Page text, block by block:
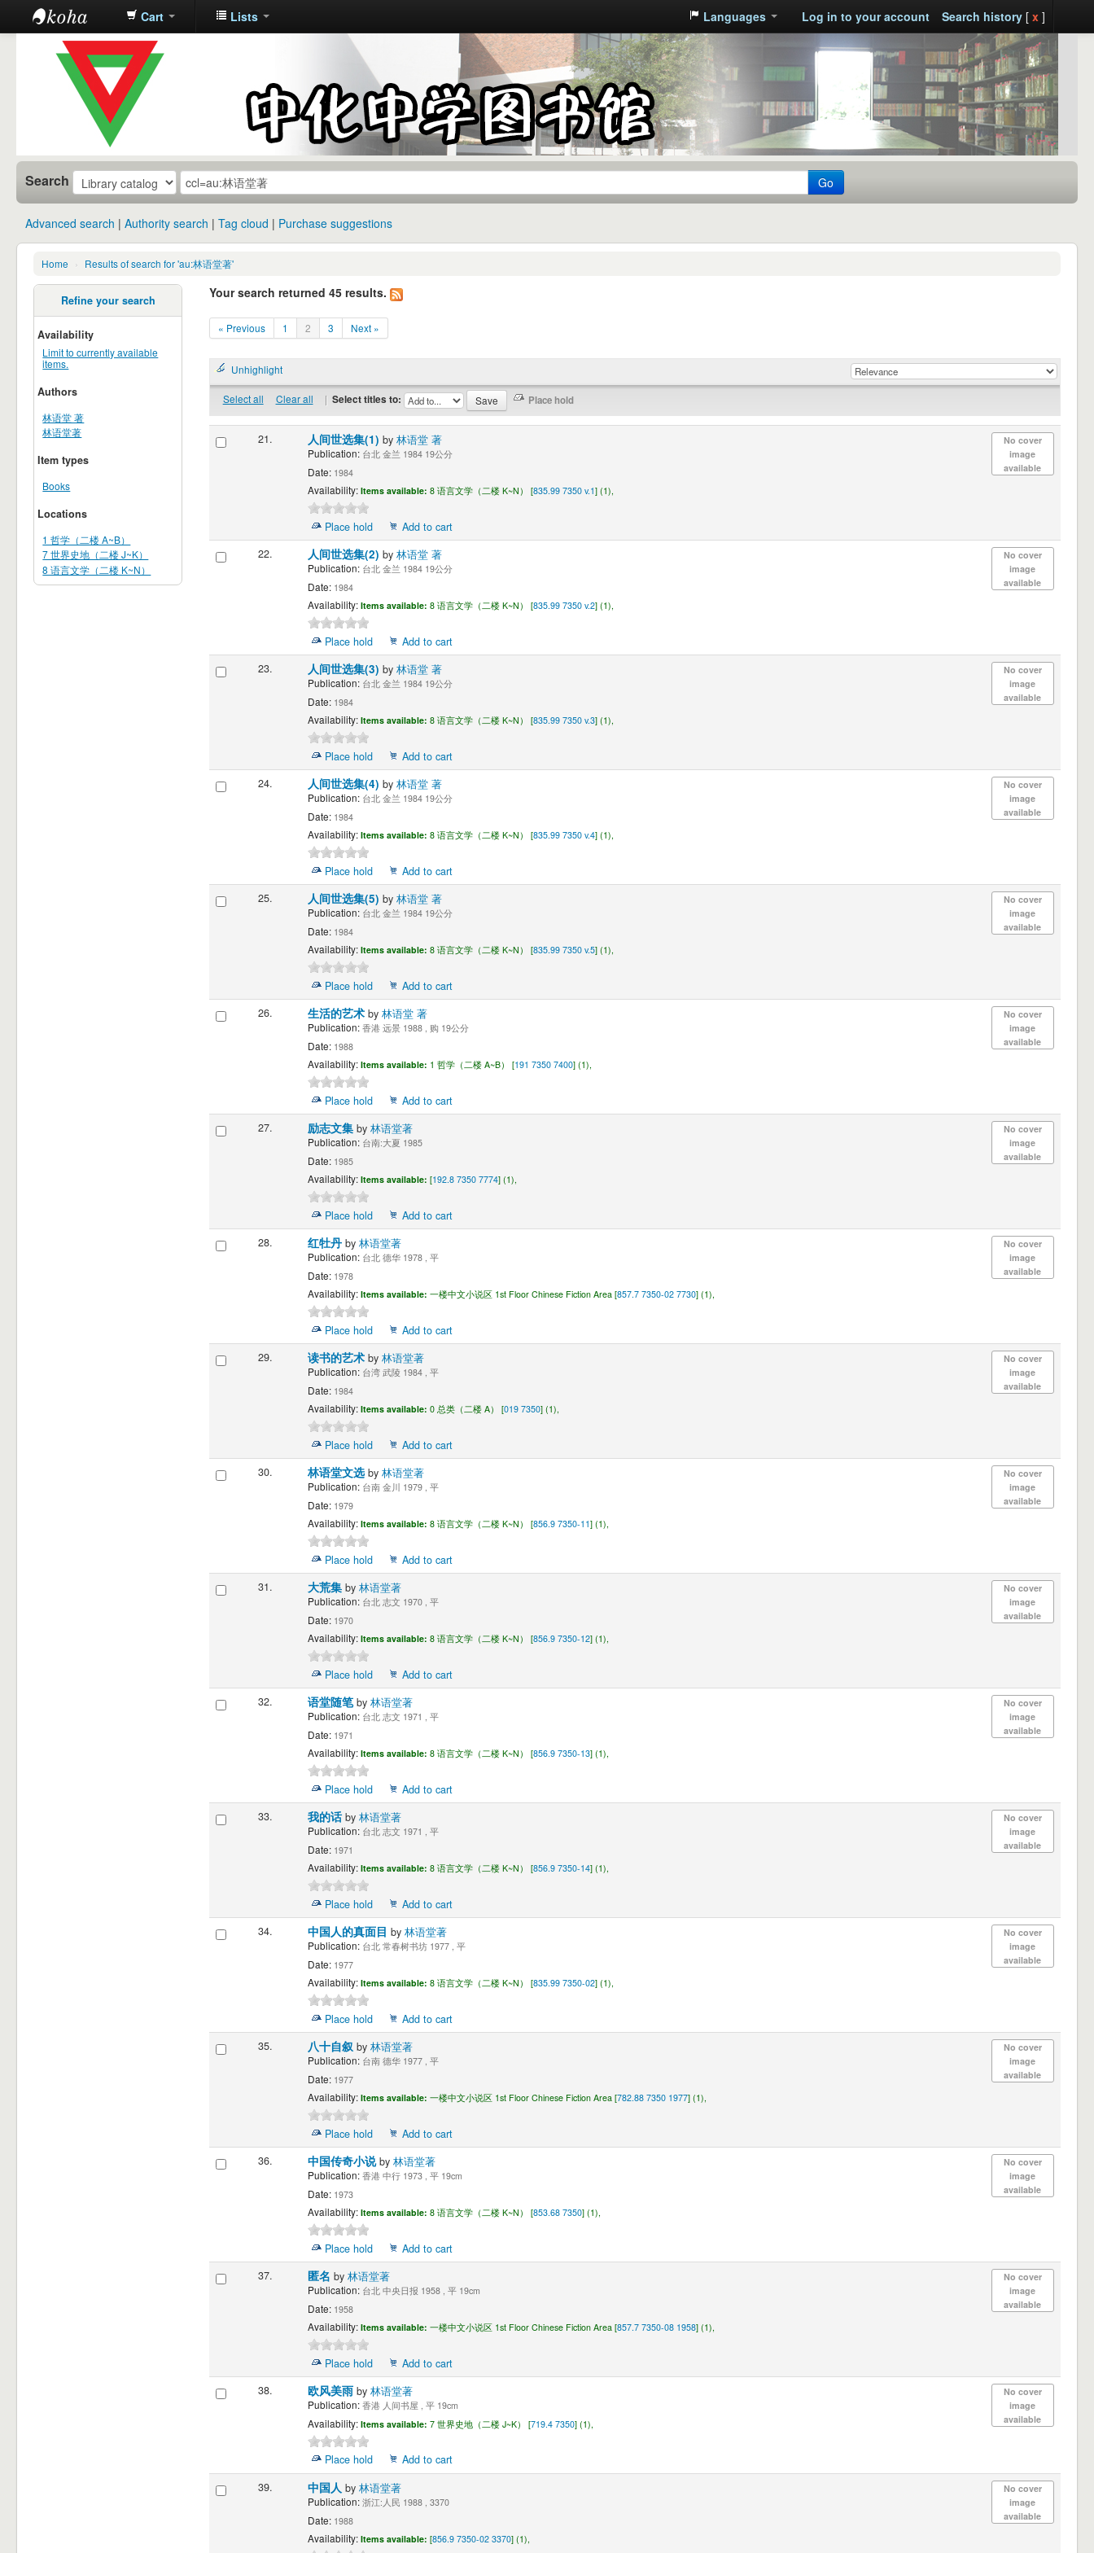
中化中学图
书馆馆藏目
Cart Lists Languages Log in to your account Search history[ x ]
Search Go
Advanced search Authority search Tag cloud Purchase suggestions
Home › Results of search for 'au:林语堂著'
Refine your search
Availability
Limit to currently available
items.
Authors
林语堂 著
林语堂著
Item types
Books
Locations
1 哲学（二楼 A~B）
7 世界史地（二楼 J~K）
8 语言文学（二楼 K~N）
Your search returned 45 results.
« Previous 1 2 3 Next »
Unhighlight
Select all Clear all | Select titles to:
21.
No cover
image
available
人间世选集(1) by 林语堂 著
Publication:台北 金兰 1984 19公分
Date:1984
Availability: Items available: 8 语言文学（二楼 K~N） [835.99 7350 v.1] (1),
Place hold
Add to cart
22.
No cover
image
available
人间世选集(2) by 林语堂 著
Publication:台北 金兰 1984 19公分
Date:1984
Availability: Items available: 8 语言文学（二楼 K~N） [835.99 7350 v.2] (1),
Place hold
Add to cart
23.
No cover
image
available
人间世选集(3) by 林语堂 著
Publication:台北 金兰 1984 19公分
Date:1984
Availability: Items available: 8 语言文学（二楼 K~N） [835.99 7350 v.3] (1),
Place hold
Add to cart
24.
No cover
image
available
人间世选集(4) by 林语堂 著
Publication:台北 金兰 1984 19公分
Date:1984
Availability: Items available: 8 语言文学（二楼 K~N） [835.99 7350 v.4] (1),
Place hold
Add to cart
25.
No cover
image
available
人间世选集(5) by 林语堂 著
Publication:台北 金兰 1984 19公分
Date:1984
Availability: Items available: 8 语言文学（二楼 K~N） [835.99 7350 v.5] (1),
Place hold
Add to cart
26.
No cover
image
available
生活的艺术 by 林语堂 著
Publication:香港 远景 1988 , 购 19公分
Date:1988
Availability: Items available: 1 哲学（二楼 A~B） [191 7350 7400] (1),
Place hold
Add to cart
27.
No cover
image
available
励志文集 by 林语堂著
Publication:台南:大夏 1985
Date:1985
Availability: Items available: [192.8 7350 7774] (1),
Place hold
Add to cart
28.
No cover
image
available
红牡丹 by 林语堂著
Publication:台北 德华 1978 , 平
Date:1978
Availability: Items available: 一楼中文小说区 1st Floor Chinese Fiction Area [857.7 7350-02 7730] (1),
Place hold
Add to cart
29.
No cover
image
available
读书的艺术 by 林语堂著
Publication:台湾 武陵 1984 , 平
Date:1984
Availability: Items available: 0 总类（二楼 A） [019 7350] (1),
Place hold
Add to cart
30.
No cover
image
available
林语堂文选by 林语堂著
Publication:台南 金川 1979 , 平
Date:1979
Availability: Items available: 8 语言文学（二楼 K~N） [856.9 7350-11] (1),
Place hold
Add to cart
31.
No cover
image
available
大荒集 by 林语堂著
Publication:台北 志文 1970 , 平
Date:1970
Availability: Items available: 8 语言文学（二楼 K~N） [856.9 7350-12] (1),
Place hold
Add to cart
32.
No cover
image
available
语堂随笔by 林语堂著
Publication:台北 志文 1971 , 平
Date:1971
Availability: Items available: 8 语言文学（二楼 K~N） [856.9 7350-13] (1),
Place hold
Add to cart
33.
No cover
image
available
我的话by 林语堂著
Publication:台北 志文 1971 , 平
Date:1971
Availability: Items available: 8 语言文学（二楼 K~N） [856.9 7350-14] (1),
Place hold
Add to cart
34.
No cover
image
available
中国人的真面目 by 林语堂著
Publication:台北 常春树书坊 1977 , 平
Date:1977
Availability: Items available: 8 语言文学（二楼 K~N） [835.99 7350-02] (1),
Place hold
Add to cart
35.
No cover
image
available
八十自叙 by 林语堂著
Publication:台南 德华 1977 , 平
Date:1977
Availability: Items available: 一楼中文小说区 1st Floor Chinese Fiction Area [782.88 7350 1977] (1),
Place hold
Add to cart
36.
No cover
image
available
中国传奇小说by 林语堂著
Publication:香港 中行 1973 , 平 19cm
Date:1973
Availability: Items available: 8 语言文学（二楼 K~N） [853.68 7350] (1),
Place hold
Add to cart
37.
No cover
image
available
匿名 by 林语堂著
Publication:台北 中央日报 1958 , 平 19cm
Date:1958
Availability: Items available: 一楼中文小说区 1st Floor Chinese Fiction Area [857.7 7350-08 1958] (1),
Place hold
Add to cart
38.
No cover
image
available
欧风美雨 by 林语堂著
Publication:香港 人间书屋 , 平 19cm
Availability: Items available: 7 世界史地（二楼 J~K） [719.4 7350] (1),
Place hold
Add to cart
39.
No cover
image
available
中国人 by 林语堂著
Publication:浙江:人民 1988 , 3370
Date:1988
Availability: Items available: [856.9 7350-02 3370] (1),